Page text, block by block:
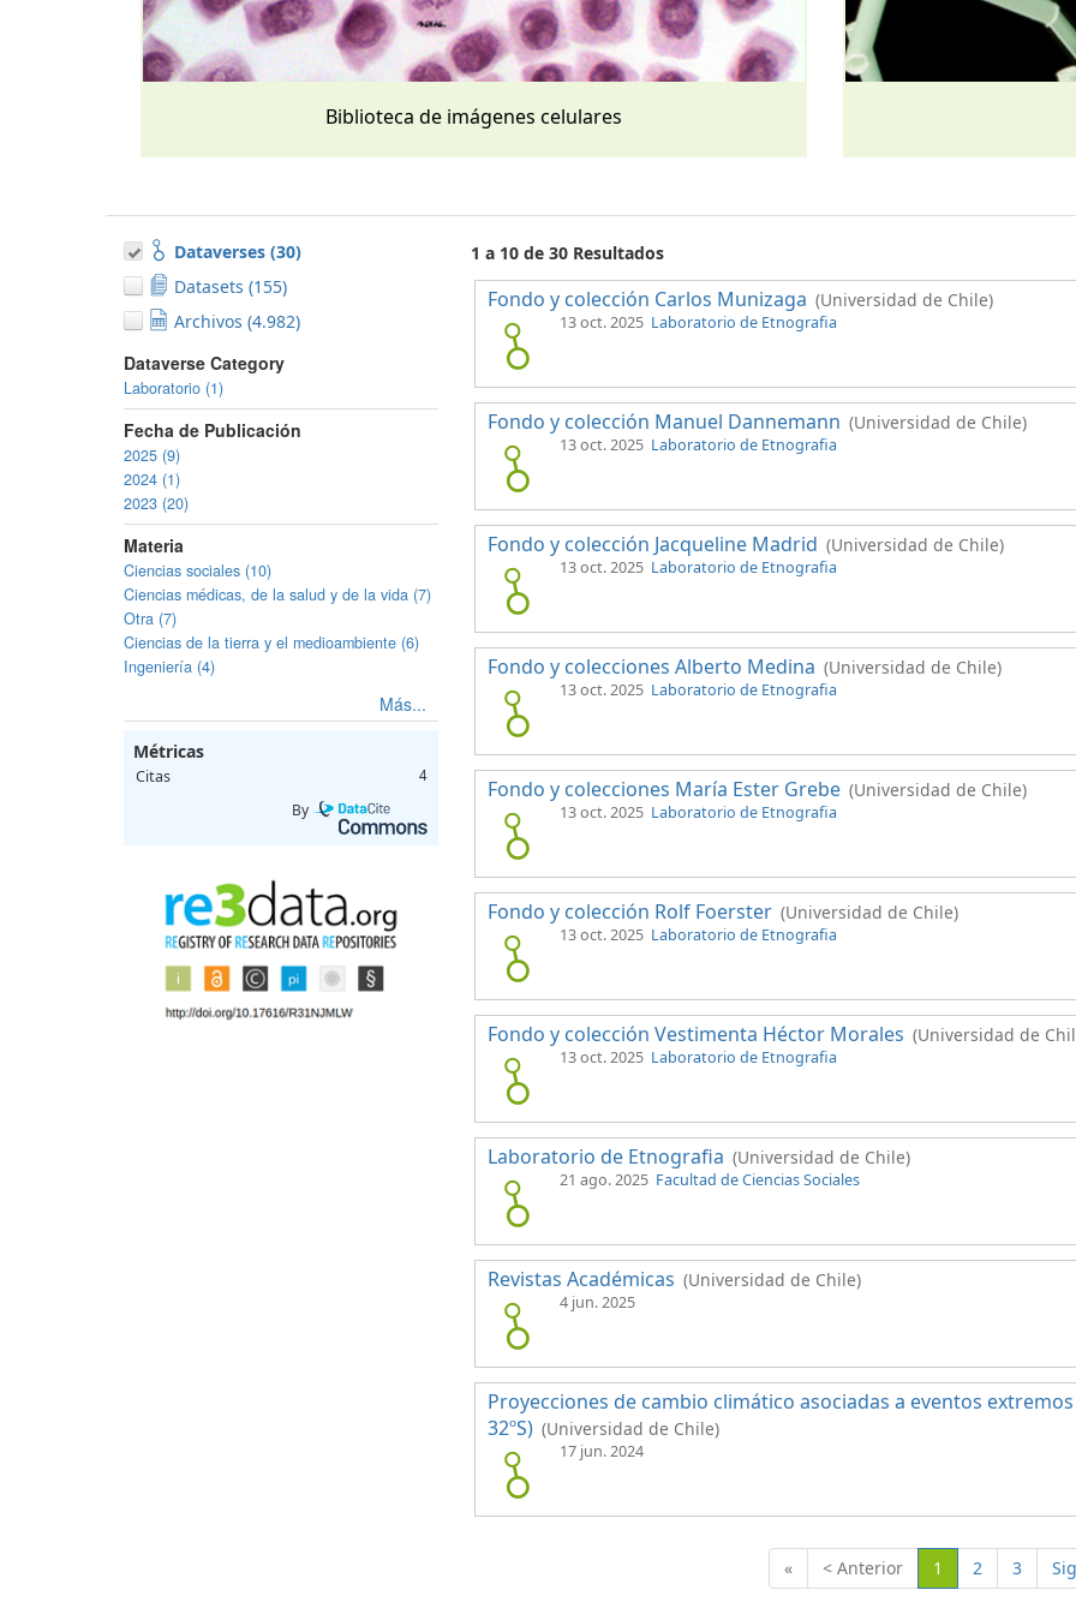
Biblioteca de imágenes celulares
Dataverses (30)
Datasets (155)
Archivos (4.982)
Dataverse Category
Laboratorio (1)
Fecha de Publicación
2025 (9)
2024 (1)
2023 (20)
Materia
Ciencias sociales (10)
Ciencias médicas, de la salud y de la vida (7)
Otra (7)
Ciencias de la tierra y el medioambiente (6)
Ingeniería (4)
Más...
Métricas
Citas 4
By
1 a 10 de 30 Resultados
Fondo y colección Carlos Munizaga (Universidad de Chile)
13 oct. 2025 Laboratorio de Etnografia
Fondo y colección Manuel Dannemann (Universidad de Chile)
13 oct. 2025 Laboratorio de Etnografia
Fondo y colección Jacqueline Madrid (Universidad de Chile)
13 oct. 2025 Laboratorio de Etnografia
Fondo y colecciones Alberto Medina (Universidad de Chile)
13 oct. 2025 Laboratorio de Etnografia
Fondo y colecciones María Ester Grebe (Universidad de Chile)
13 oct. 2025 Laboratorio de Etnografia
Fondo y colección Rolf Foerster (Universidad de Chile)
13 oct. 2025 Laboratorio de Etnografia
Fondo y colección Vestimenta Héctor Morales (Universidad de
13 oct. 2025 Laboratorio de Etnografia
Laboratorio de Etnografia (Universidad de Chile)
21 ago. 2025 Facultad de Ciencias Sociales
Revistas Académicas (Universidad de Chile)
4 jun. 2025
Proyecciones de cambio climático asociadas a eventos
32ºS) (Universidad de Chile)
17 jun. 2024
« < Anterior 1 (Actual)
2 3